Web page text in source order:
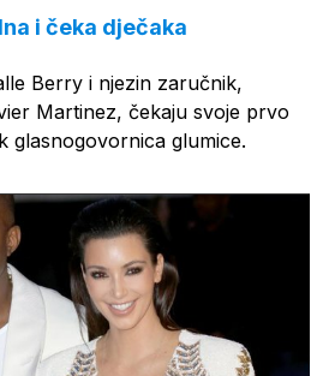
i čeka dječaka
Berry i njezin zaručnik,
Martinez, čekaju svoje prvo
glasnogovornica glumice.